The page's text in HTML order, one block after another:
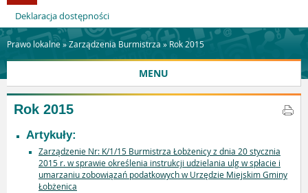
Deklaracja dostępności
Prawo lokalne »Zarządzenia Burmistrza»Rok 2015
MENU
Rok 2015
Artykuły:
Zarządzenie Nr: K/1/15 Burmistrza Łobżenicy z dnia 20 stycznia
2015 r. w sprawie określenia instrukcji udzielania ulg w spłacie i
umarzaniu zobowiązań podatkowych w Urzędzie Miejskim Gminy
Łobżenica